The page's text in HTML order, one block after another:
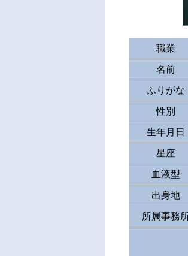
職業
名前
ふりがな
性別
生年月日
星座
血液型
出身地
所属事務